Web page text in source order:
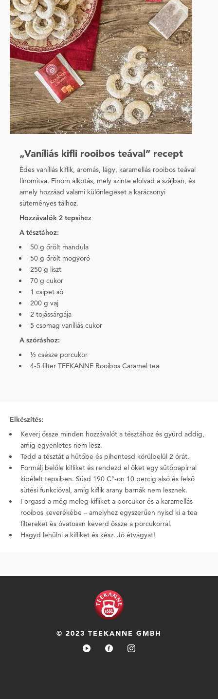
„Vaníliás kifli rooibos teával” recept
Édes vaníliás kiflik, aromás, lágy, karamellás rooibos teával
finomítva. Finom alkotás, mely szinte elolvad a szájban, és
amely hozzáad valami különlegeset a karácsonyi
süteményes tálhoz.
Hozzávalók 2 tepsihez
A tésztához:
50 g őrölt mandula
50 g őrölt mogyoró
250 g liszt
70 g cukor
1 csipet só
200 g vaj
2 tojássárgája
5 csomag vaníliás cukor
A szóráshoz:
½ csésze porcukor
4-5 filter TEEKANNE Rooibos Caramel tea
Elkészítés:
Keverj össze minden hozzávalót a tésztához és gyúrd addig,
amíg egyenletes nem lesz.
Tedd a tésztát a hűtőbe és pihentesd körülbelül 2 órát.
Formálj belőle kifliket és rendezd el őket egy sütőpapírral
kibélelt tepsiben. Süsd 190 C°-on 10 percig alsó és felső
sütési funkcióval, amíg kiflik arany barnák nem lesznek.
Forgasd a még meleg kifliket a porcukor és a karamellás
rooibos keverékébe – amelyhez egyszerűen nyisd ki a tea
filtereket és óvatosan keverd össze a porcukorral.
Hagyd lehűlni a kifliket és kész. Jó étvágyat!
© 2023 TEEKANNE GMBH